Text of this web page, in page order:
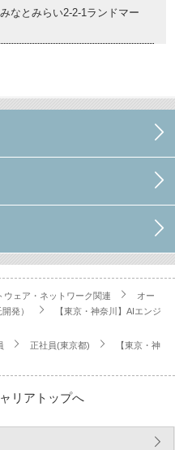
なとみらい2-2-1ランドマー
ウェア・ネットワーク関連
オー
発）
【東京・神奈川】AIエンジ
正社員(東京都)
【東京・神
リアトップへ